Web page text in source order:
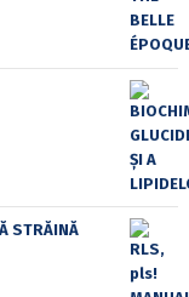
STRĂINĂ